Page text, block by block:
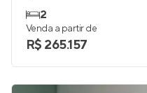
2
Venda a partir de
R$ 265.157